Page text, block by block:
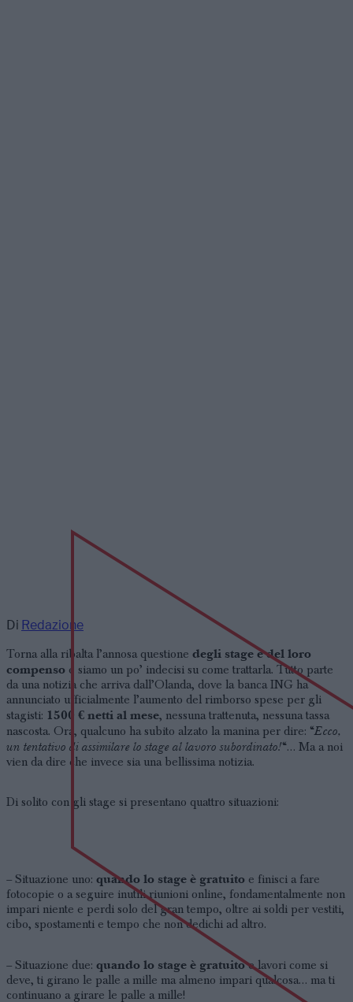
Di Redazione
Torna alla ribalta l’annosa questione degli stage e del loro
compenso e siamo un po’ indecisi su come trattarla. Tutto parte
da una notizia che arriva dall’Olanda, dove la banca ING ha
annunciato ufficialmente l’aumento del rimborso spese per gli
stagisti: 1500 € netti al mese, nessuna trattenuta, nessuna tassa
nascosta. Ora, qualcuno ha subito alzato la manina per dire: “Ecco,
un tentativo di assimilare lo stage al lavoro subordinato!“… Ma a noi
vien da dire che invece sia una bellissima notizia.
Di solito con gli stage si presentano quattro situazioni:
– Situazione uno: quando lo stage è gratuito e finisci a fare
fotocopie o a seguire inutili riunioni online, fondamentalmente non
impari niente e perdi solo del gran tempo, oltre ai soldi per vestiti,
cibo, spostamenti e tempo che non dedichi ad altro.
– Situazione due: quando lo stage è gratuitoe lavori come si
deve, ti girano le palle a mille ma almeno impari qualcosa… ma ti
continuano a girare le palle a mille!